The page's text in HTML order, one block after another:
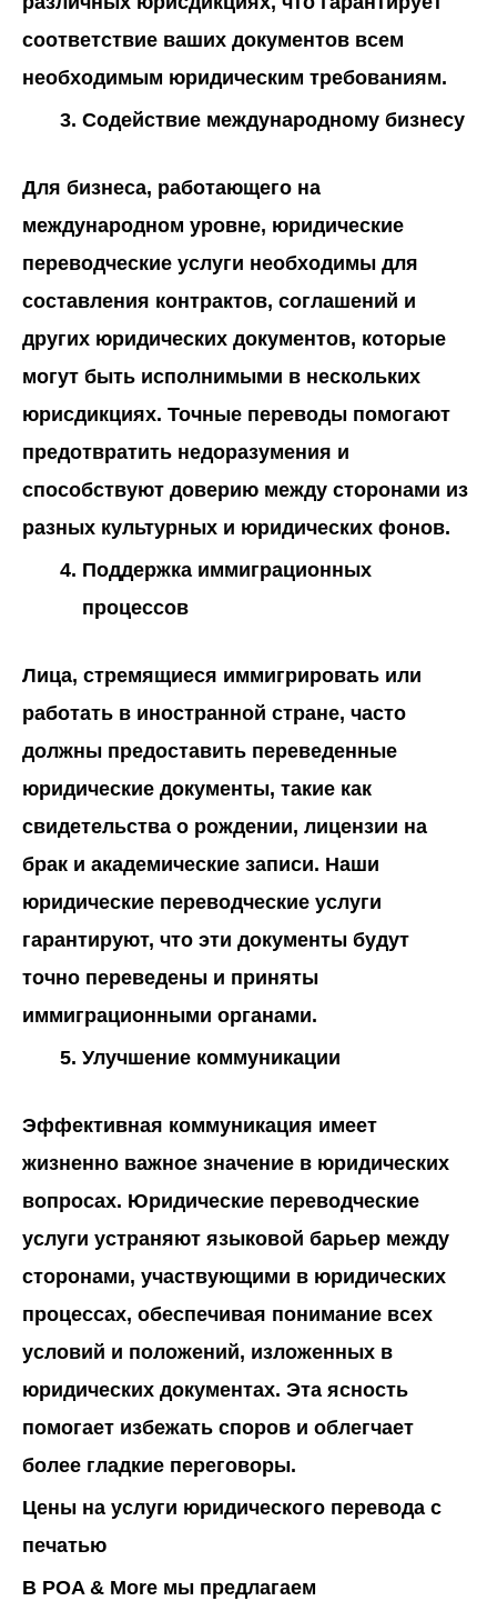
соответствие ваших документов всем
необходимым юридическим требованиям.
Содействие международному бизнесу
Для бизнеса, работающего на
международном уровне, юридические
переводческие услуги необходимы для
составления контрактов, соглашений и
других юридических документов, которые
могут быть исполнимыми в нескольких
юрисдикциях. Точные переводы помогают
предотвратить недоразумения и
способствуют доверию между сторонами из
разных культурных и юридических фонов.
Поддержка иммиграционных
процессов
Лица, стремящиеся иммигрировать или
работать в иностранной стране, часто
должны предоставить переведенные
юридические документы, такие как
свидетельства о рождении, лицензии на
брак и академические записи. Наши
юридические переводческие услуги
гарантируют, что эти документы будут
точно переведены и приняты
иммиграционными органами.
Улучшение коммуникации
Эффективная коммуникация имеет
жизненно важное значение в юридических
вопросах. Юридические переводческие
услуги устраняют языковой барьер между
сторонами, участвующими в юридических
процессах, обеспечивая понимание всех
условий и положений, изложенных в
юридических документах. Эта ясность
помогает избежать споров и облегчает
более гладкие переговоры.
Цены на услуги юридического перевода с
печатью
В POA& More мы предлагаем